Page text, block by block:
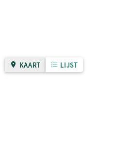
KAART LIJST